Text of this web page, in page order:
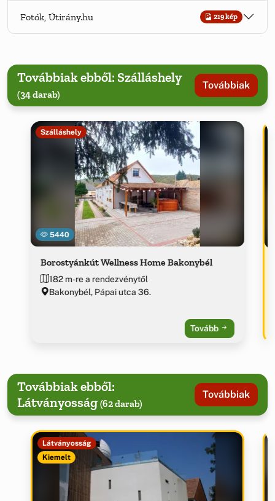
Fotók, Útirány.hu 219 kép
Továbbiak ebből: Szálláshely
(34 darab)
Továbbiak
5440
Szálláshely
Borostyánkút Wellness Home Bakonybél
182 m-re a rendezvénytől
Bakonybél, Pápai utca 36.
Tovább
Továbbiak ebből:
Látványosság (62 darab)
Továbbiak
Látványosság
Kiemelt